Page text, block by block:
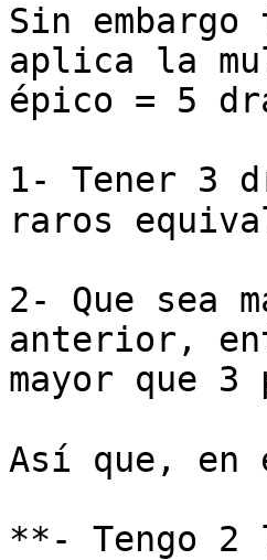
Sin
aplica la
épico = 5
1- Tener 3
raros
2- Que sea
anterior,
mayor que 3
Así que, en
**- Tengo 2